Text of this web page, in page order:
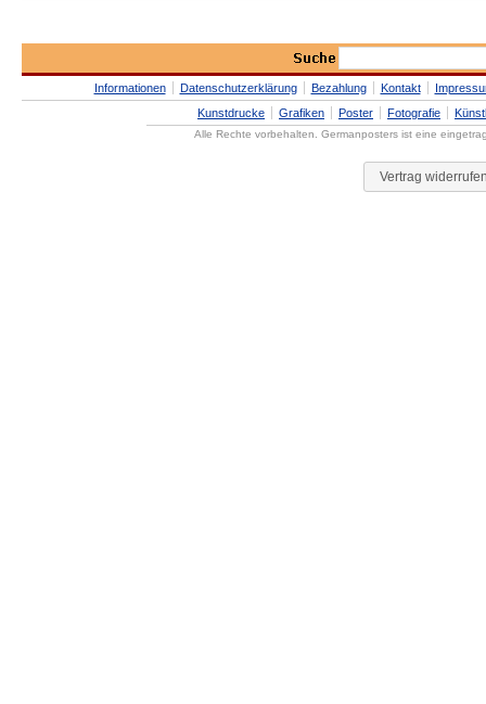
Informationen Datenschutzerklärung Bezahlung Kontakt
Kunstdrucke
Grafiken Poster Fotografie
Alle Rechte vorbehalten. Germanposters ist eine
Vertrag